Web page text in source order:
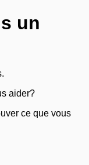
un
aider?
ce que vous